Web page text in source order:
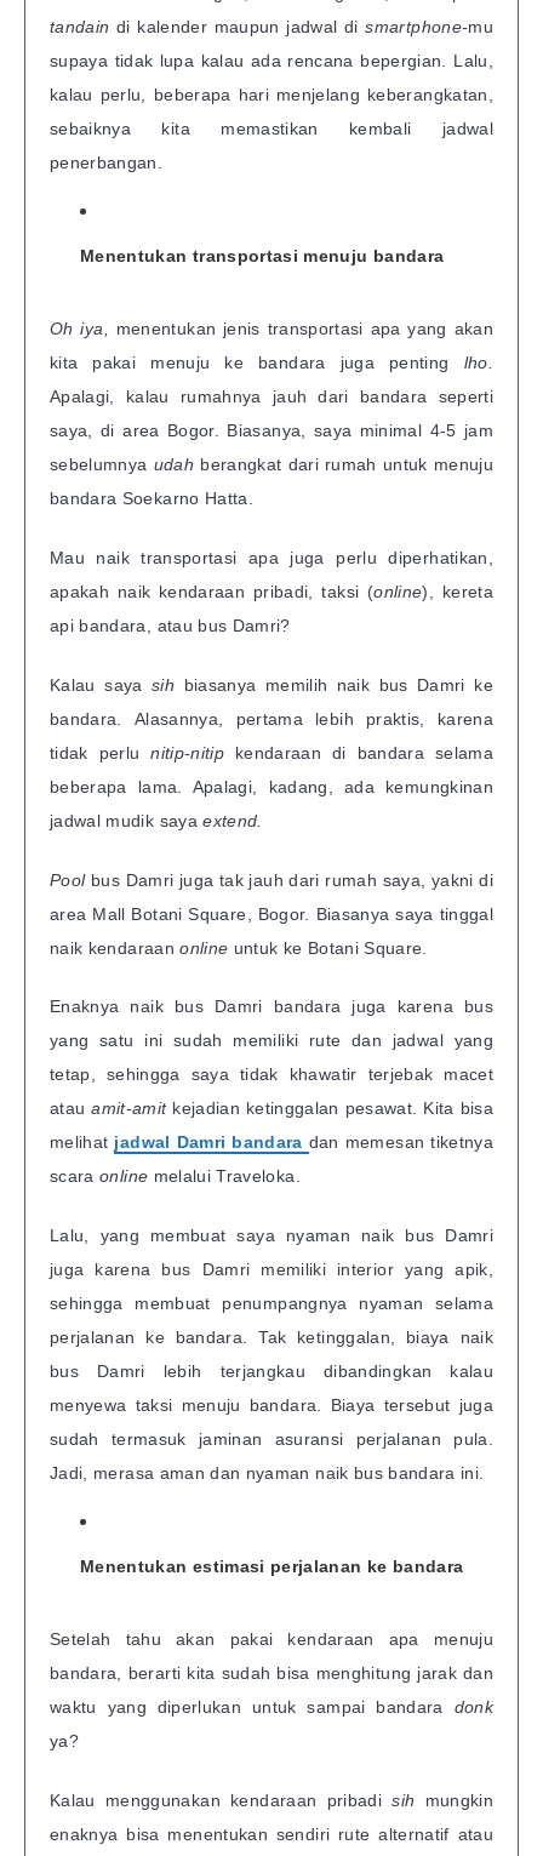
tandaindi kalender maupun jadwal dismartphone-mu
supaya tidak lupa kalau ada rencana bepergian. Lalu,
kalau perlu, beberapa hari menjelang keberangkatan,
sebaiknya kita memastikan kembali jadwal
penerbangan.
Menentukan transportasi menuju bandara
Oh iya, menentukan jenis transportasi apa yang akan
kita pakai menuju ke bandara juga penting lho.
Apalagi, kalau rumahnya jauh dari bandara seperti
saya, di area Bogor. Biasanya, saya minimal 4-5 jam
sebelumnya udah berangkat dari rumah untuk menuju
bandara Soekarno Hatta.
Mau naik transportasi apa juga perlu diperhatikan,
apakah naik kendaraan pribadi, taksi (online), kereta
api bandara, atau bus Damri?
Kalau sayasih biasanya memilih naik bus Damri ke
bandara.
Alasannya, pertama lebih praktis, karena
tidak perlunitip-nitip kendaraan di bandara selama
beberapa lama. Apalagi, kadang, ada kemungkinan
jadwal mudik sayaextend.
Pool bus Damri juga tak jauh dari rumah saya, yakni di
area Mall Botani Square, Bogor. Biasanya saya tinggal
naik kendaraanonline untuk ke Botani Square.
Enaknya naik bus Damri bandara juga karena bus
yang satu ini sudah memiliki rute dan jadwal yang
tetap, sehingga saya tidak khawatir terjebak macet
atauamit-amit kejadian ketinggalan pesawat. Kita bisa
melihat jadwal Damri bandara dan memesan tiketnya
scaraonline melalui Traveloka.
Lalu, yang membuat saya nyaman naik bus Damri
juga karena bus Damri memiliki interior yang apik,
sehingga membuat penumpangnya nyaman selama
perjalanan ke bandara. Tak ketinggalan, biaya naik
bus Damri lebih terjangkau dibandingkan kalau
menyewa taksi menuju bandara. Biaya tersebut juga
sudah termasuk jaminan asuransi perjalanan pula.
Jadi, merasa aman dan nyaman naik bus bandara ini.
Menentukan estimasi perjalanan ke bandara
Setelah tahu akan pakai kendaraan apa menuju
bandara, berarti kita sudah bisa menghitung jarak dan
waktu yang diperlukan untuk sampai bandara donk
ya?
Kalau menggunakan kendaraan pribadisih mungkin
enaknya bisa menentukan sendiri rute alternatif atau